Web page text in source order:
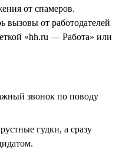
от спамеров.
от работодателей
«hh.ru — Работа» или
звонок по поводу
гудки, а сразу